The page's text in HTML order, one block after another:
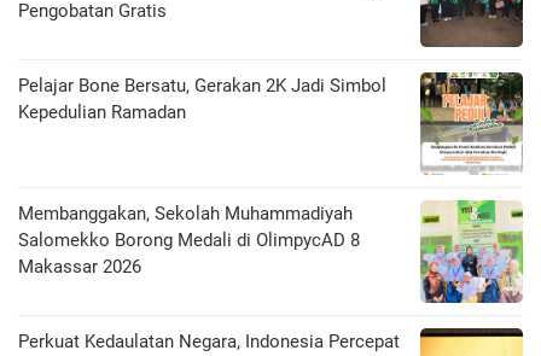
Pengobatan Gratis
Pelajar Bone Bersatu, Gerakan 2K Jadi Simbol
Kepedulian Ramadan
Membanggakan, Sekolah Muhammadiyah
Salomekko Borong Medali di OlimpycAD 8
Makassar 2026
Perkuat Kedaulatan Negara, Indonesia Percepat